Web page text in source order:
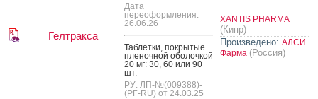
Гелтракса
Дата
переоформления:
26.06.26
Таб­летки, пок­ры­тые
пле­ноч­ной обо­лоч­кой
20 мг: 30, 60 или 90
шт.
РУ: ЛП-№(009388)-
(РГ-RU) от 24.03.25
XANTIS PHARMA
(Кипр)
Произведено: АЛСИ
Фарма (Россия)